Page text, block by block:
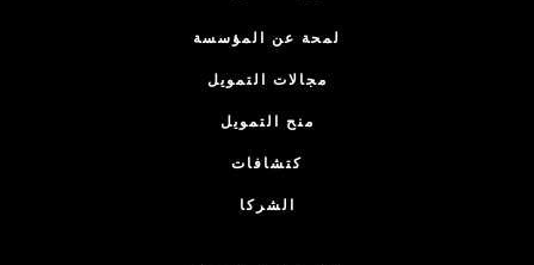
لمحة عن المؤسسة
مجالات التمويل
منح التمويل
كتشافات
الشركا